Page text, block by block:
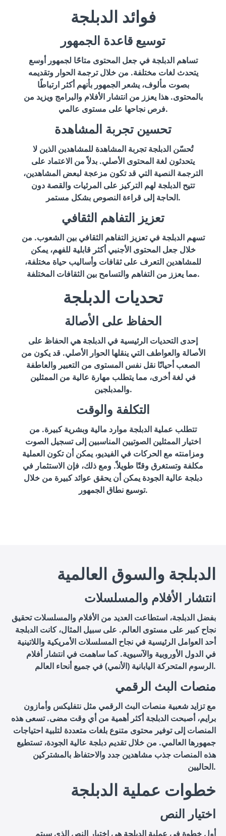
فوائد الدبلجة
توسيع قاعدة الجمهور
تساهم الدبلجة في جعل المحتوى متاحًا لجمهور أوسع
يتحدث لغات مختلفة. من خلال ترجمة الحوار وتقديمه
بصوت مألوف، يشعر الجمهور بأنهم أكثر ارتباطًا
بالمحتوى. هذا يعزز من انتشار الأفلام والبرامج ويزيد من
فرص نجاحها على مستوى عالمي.
تحسين تجربة المشاهدة
تُحسّن الدبلجة تجربة المشاهدة للمشاهدين الذين لا
يتحدثون لغة المحتوى الأصلي. بدلاً من الاعتماد على
الترجمة النصية التي قد تكون مزعجة لبعض المشاهدين،
تتيح الدبلجة لهم التركيز على المرئيات والقصة دون
الحاجة إلى قراءة النصوص بشكل مستمر.
تعزيز التفاهم الثقافي
تسهم الدبلجة في تعزيز التفاهم الثقافي بين الشعوب. من
خلال جعل المحتوى الأجنبي أكثر قابلية للفهم، يمكن
للمشاهدين التعرف على ثقافات وأساليب حياة مختلفة،
مما يعزز من التفاهم والتسامح بين الثقافات المختلفة.
تحديات الدبلجة
الحفاظ على الأصالة
إحدى التحديات الرئيسية في الدبلجة هي الحفاظ على
الأصالة والعواطف التي ينقلها الحوار الأصلي. قد يكون من
الصعب أحيانًا نقل نفس المستوى من التعبير والعاطفة
في لغة أخرى، مما يتطلب مهارة عالية من الممثلين
والمدبلجين.
التكلفة والوقت
تتطلب عملية الدبلجة موارد مالية وبشرية كبيرة. من
اختيار الممثلين الصوتيين المناسبين إلى تسجيل الصوت
ومزامنته مع الحركات في الفيديو، يمكن أن تكون العملية
مكلفة وتستغرق وقتًا طويلاً. ومع ذلك، فإن الاستثمار في
دبلجة عالية الجودة يمكن أن يحقق عوائد كبيرة من خلال
توسيع نطاق الجمهور.
الدبلجة والسوق العالمية
انتشار الأفلام والمسلسلات
بفضل الدبلجة، استطاعت العديد من الأفلام والمسلسلات تحقيق
نجاح كبير على مستوى العالم. على سبيل المثال، كانت الدبلجة
أحد العوامل الرئيسية في نجاح المسلسلات الأمريكية واللاتينية
في الدول الأوروبية والآسيوية. كما ساهمت في انتشار أفلام
الرسوم المتحركة اليابانية (الأنمي) في جميع أنحاء العالم.
منصات البث الرقمي
مع تزايد شعبية منصات البث الرقمي مثل نتفليكس وأمازون
برايم، أصبحت الدبلجة أكثر أهمية من أي وقت مضى. تسعى هذه
المنصات إلى توفير محتوى متنوع بلغات متعددة لتلبية احتياجات
جمهورها العالمي. من خلال تقديم دبلجة عالية الجودة، تستطيع
هذه المنصات جذب مشاهدين جدد والاحتفاظ بالمشتركين
الحاليين.
خطوات عملية الدبلجة
اختيار النص
أول خطوة في عملية الدبلجة هي اختيار النص الذي سيتم